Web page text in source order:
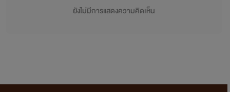
ยังไม่มีการแสดงความคิดเห็น